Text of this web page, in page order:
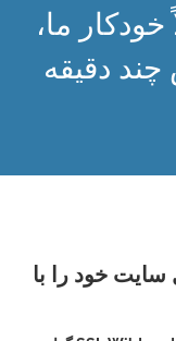
خودکار ما،
دقیقه